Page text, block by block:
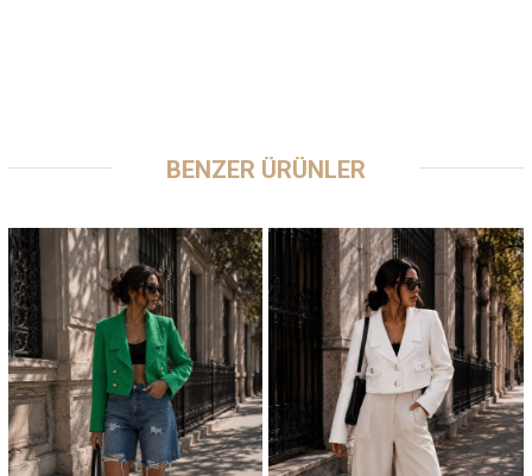
BENZER ÜRÜNLER